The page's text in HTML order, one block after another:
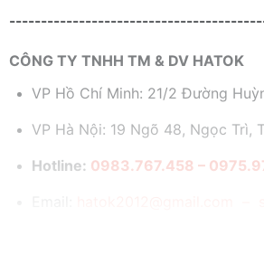
CÔNG TY TNHH TM & DV HATOK
VP Hồ Chí Minh: 21/2 Đường
VP Hà Nội: 19 Ngõ 48, Ngọc Trì,
Hotline: 0983.767.458 –